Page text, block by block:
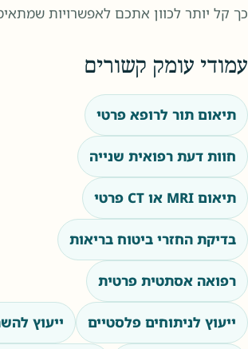
כך קל יותר לכוון אתכם לאפשרויות
עמודי עומק קשורים
תיאום תור לרופא פרטי
חוות דעת רפואית שנייה
תיאום MRI או CT פרטי
בדיקת החזרי ביטוח בריאות
רפואה אסתטית פרטית
ייעוץ לניתוחים פלסטיים ייעוץ